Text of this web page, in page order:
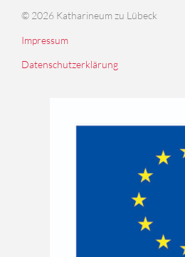
© 2026 Katharineum zu Lübeck
Impressum
Datenschutzerklärung